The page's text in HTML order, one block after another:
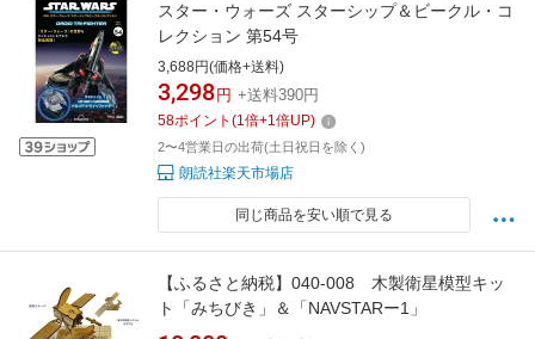
スター・ウォーズ スターシップ＆ビークル・コ
レクション 第54号
3,688円(価格+送料)
3,298 円 +送料390円
58ポイント (1倍+1倍UP)
2〜4営業日の出荷(土日祝日を除く)
朗読社楽天市場店
同じ商品を安い順で見る
【ふるさと納税】040-008 木製衛星模型キッ
ト「みちびき」＆「NAVSTARー1」